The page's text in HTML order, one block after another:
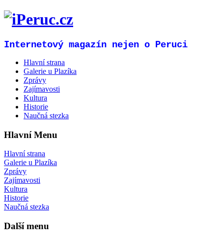
Internetový magazín nejen o Peruci
Hlavní strana
Galerie u Plazíka
Zprávy
Zajímavosti
Kultura
Historie
Naučná stezka
Hlavní Menu
Hlavní strana
Galerie u Plazíka
Zprávy
Zajímavosti
Kultura
Historie
Naučná stezka
Další menu